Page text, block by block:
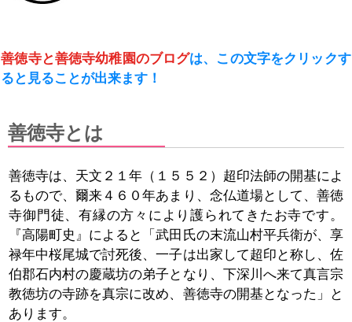
善徳寺と善徳寺幼稚園のブログは、この文字をクリックす
ると見ることが出来ます！
善徳寺とは
善徳寺は、天文２１年（１５５２）超印法師の開基によ
るもので、爾来４６０年あまり、念仏道場として、善徳
寺御門徒、有縁の方々により護られてきたお寺です。
『高陽町史』によると「武田氏の末流山村平兵衛が、享
禄年中桜尾城で討死後、一子は出家して超印と称し、佐
伯郡石内村の慶蔵坊の弟子となり、下深川へ来て真言宗
教徳坊の寺跡を真宗に改め、善徳寺の開基となった」と
あります。